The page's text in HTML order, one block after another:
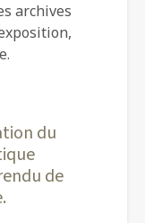
archives
du
de